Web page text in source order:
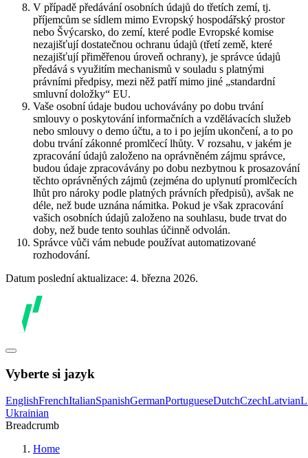
V případě předávání osobních údajů do třetích zemí, tj.
příjemcům se sídlem mimo Evropský hospodářský prostor
nebo Švýcarsko, do zemí, které podle Evropské komise
nezajišťují dostatečnou ochranu údajů (třetí země, které
nezajišťují přiměřenou úroveň ochrany), je správce údajů
předává s využitím mechanismů v souladu s platnými
právními předpisy, mezi něž patří mimo jiné „standardní
smluvní doložky“ EU.
Vaše osobní údaje budou uchovávány po dobu trvání
smlouvy o poskytování informačních a vzdělávacích služeb
nebo smlouvy o demo účtu, a to i po jejím ukončení, a to po
dobu trvání zákonné promlčecí lhůty. V rozsahu, v jakém je
zpracování údajů založeno na oprávněném zájmu správce,
budou údaje zpracovávány po dobu nezbytnou k prosazování
těchto oprávněných zájmů (zejména do uplynutí promlčecích
lhůt pro nároky podle platných právních předpisů), avšak ne
déle, než bude uznána námitka. Pokud je však zpracování
vašich osobních údajů založeno na souhlasu, bude trvat do
doby, než bude tento souhlas účinně odvolán.
Správce vůči vám nebude používat automatizované
rozhodování.
Datum poslední aktualizace: 4. března 2026.
Vyberte si jazyk
EnglishFrenchItalianSpanishGermanPortugueseDutchCzechLatvian
Ukrainian
Breadcrumb
Home